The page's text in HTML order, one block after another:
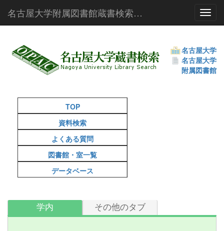
名古屋大学附属図書館蔵書検索（OPAC）
名古屋大学
名古屋大学
附属図書館
TOP
資料検索
よくある質問
図書館・室一覧
データベース
学内 その他のタブ